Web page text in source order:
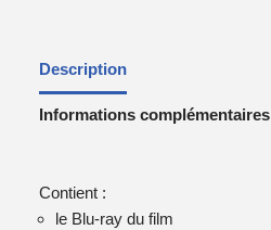
Description
Informations complémentaires
Contient :
le Blu-ray du film